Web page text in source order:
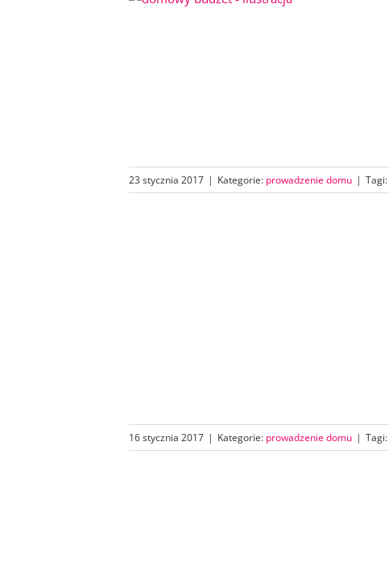
23 stycznia 2017 | Kategorie: prowadzenie domu | Tagi:
16 stycznia 2017 | Kategorie: prowadzenie domu | Tagi: